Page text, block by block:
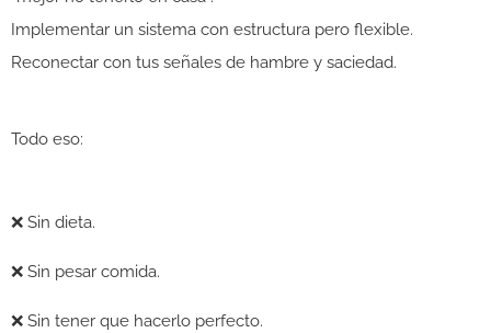
Implementar un sistema con estructura pero flexible.
Reconectar con tus señales de hambre y saciedad.
Todo eso:
❌ Sin dieta.
❌ Sin pesar comida.
❌ Sin tener que hacerlo perfecto.